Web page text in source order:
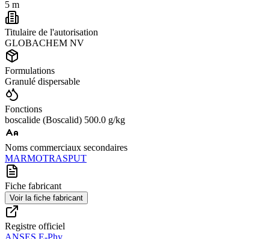
5 m
Titulaire de l'autorisation
GLOBACHEM NV
Formulations
Granulé dispersable
Fonctions
boscalide (Boscalid) 500.0 g/kg
Noms commerciaux secondaires
MARMOTRASPUT
Fiche fabricant
Voir la fiche fabricant
Registre officiel
ANSES E-Phy